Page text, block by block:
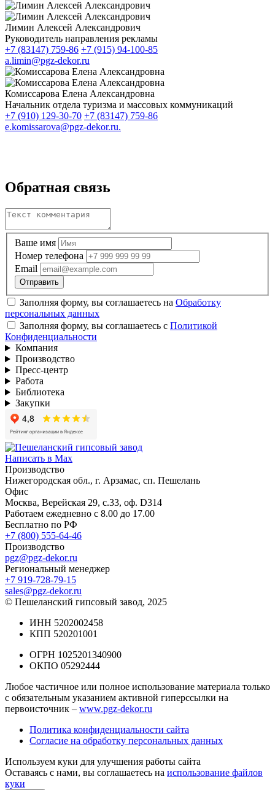
Лимин Алексей Александрович
Руководитель направления рекламы
+7 (83147) 759-86 +7 (915) 94-100-85
a.limin@pgz-dekor.ru
Комиссарова Елена Александровна
Начальник отдела туризма и массовых коммуникаций
+7 (910) 129-30-70 +7 (83147) 759-86
e.komissarova@pgz-dekor.ru.
Обратная связь
Ваше имя
Номер телефона
Email
Заполняя форму, вы соглашаетесь на Обработку
персональных данных
Заполняя форму, вы соглашаетесь с Политикой
Конфиденциальности
Компания
Производство
Пресс-центр
Работа
Библиотека
Закупки
Написать в Max
Производство
Нижегородская обл., г. Арзамас, сп. Пешелань
Офис
Москва, Верейская 29, с.33, оф. D314
Работаем ежедневно с 8.00 до 17.00
Бесплатно по РФ
+7 (800) 555-64-46
Производство
pgz@pgz-dekor.ru
Региональный менеджер
+7 919-728-79-15
sales@pgz-dekor.ru
© Пешеланский гипсовый завод, 2025
ИНН 5202002458
КПП 520201001
ОГРН 1025201340900
ОКПО 05292444
Любое частичное или полное использование материала только
с обязательным указанием активной гиперссылки на
первоисточник – www.pgz-dekor.ru
Политика конфиденциальности сайта
Согласие на обработку персональных данных
Используем куки для улучшения работы сайта
Оставаясь с нами, вы соглашаетесь на использование файлов
куки